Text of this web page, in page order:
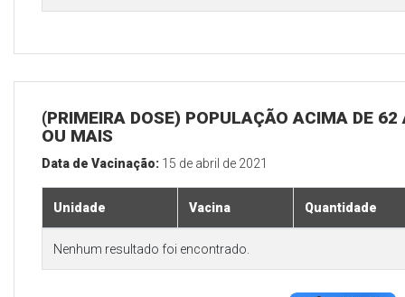
(PRIMEIRA DOSE) POPULAÇÃO ACIMA DE 62
OU MAIS
Data de Vacinação: 15 de abril de 2021
Unidade Vacina Quantidade
Nenhum resultado foi encontrado.